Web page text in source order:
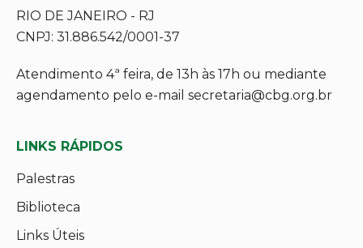
RIO DE JANEIRO - RJ
CNPJ: 31.886.542/0001-37
Atendimento 4ª feira, de 13h às 17h ou mediante
agendamento pelo e-mail secretaria@cbg.org.br
LINKS RÁPIDOS
Palestras
Biblioteca
Links Úteis